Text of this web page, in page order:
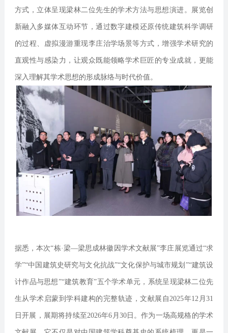
方式，立体呈现梁林二位先生的学术方法与思想演进。展览创
新融入多媒体互动环节，通过数字建模还原传统建筑科学调研
的过程、虚拟漫游重现李庄治学场景等方式，增强学术研究的
直观性与感染力，让观众既能领略学术巨匠的专业成就，更能
深入理解其学术思想的形成脉络与时代价值。
据悉，本次“栋·梁—梁思成林徽因学术文献展”李庄展览通过“求
学”“中国建筑史研究与文化抗战”“文化保护与城市规划”“建筑设
计作品与思想”“建筑教育”五个学术单元，系统呈现梁林二位先
生从学术启蒙到学科建构的完整轨迹，文献展自2025年12月31
日开展，展期将持续至2026年6月30日。作为一场高规格的学术